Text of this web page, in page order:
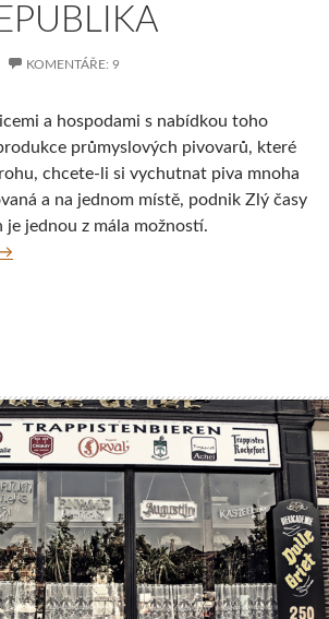
KOMENTÁŘE: 9
a hospodami s nabídkou toho
průmyslových pivovarů, které
chcete-li si vychutnat piva mnoha
a na jednom místě, podnik Zlý časy
je jednou z mála možností.
Zlý časy, Praha, Česká republika